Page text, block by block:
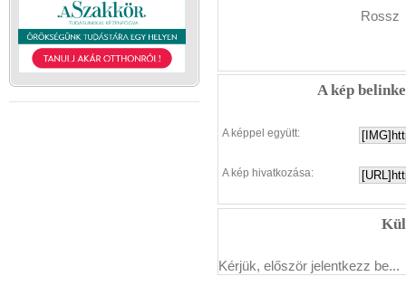
Rossz
A kép
A képpel együtt:
A kép hivatkozása:
Kérjük, először jelentkezz be...